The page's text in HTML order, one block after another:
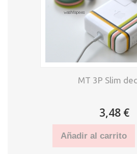
MT 3P Slim
3,48 €
Añadir al carrito